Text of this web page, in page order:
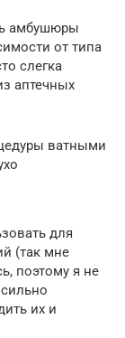
амбушюры
от типа
слегка
аптечных
ватными
для
(так мне
поэтому я не
их и